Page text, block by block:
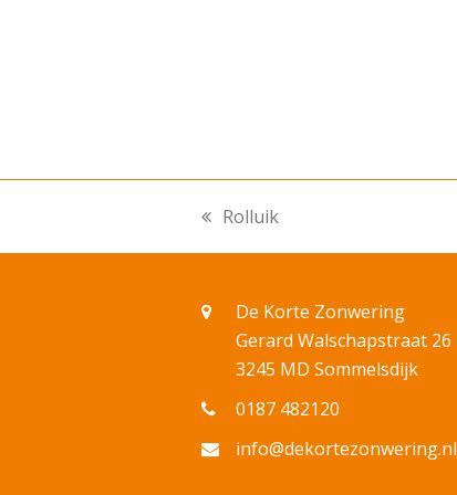
previous
post:
Rolluik
De Korte Zonwering
Gerard Walschapstraat 26
3245 MD Sommelsdijk
0187 482120
info@dekortezonwering.nl